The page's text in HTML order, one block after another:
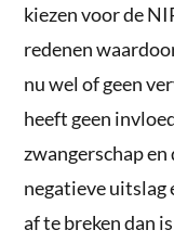
kiezen voor de
redenen
nu wel of geen
heeft geen
zwangerschap
negatieve uitslag
af te breken dan